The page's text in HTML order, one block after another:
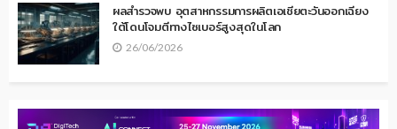
ผลสำรวจพบ อุตสาหกรรมการผลิตเอเชียตะวันออกเฉียง
ใต้โดนโจมตีทางไซเบอร์สูงสุดในโลก
26/06/2026